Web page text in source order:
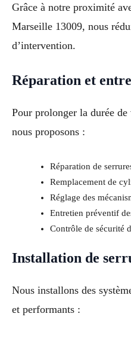
Grâce à notre proximité
Marseille 13009, nous
d’intervention.
Réparation et
Pour prolonger la durée
nous proposons :
Réparation de
Remplacement de
Réglage des
Entretien préventif
Contrôle de sécurité
Installation de
Nous installons des
et performants :